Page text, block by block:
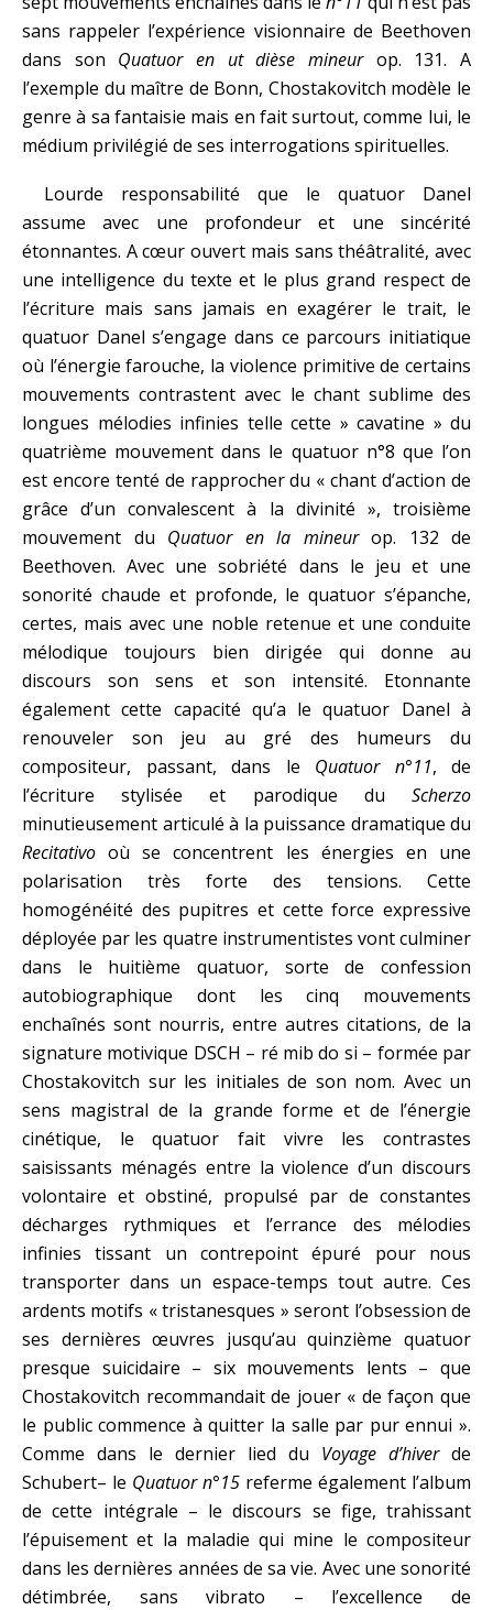
sans rappeler l’expérience visionnaire de Beethoven
dans son Quatuor en ut dièse mineurop. 131. A
l’exemple du maître de Bonn, Chostakovitch modèle le
genre à sa fantaisie mais en fait surtout, comme lui, le
médium privilégié de ses interrogations spirituelles.
Lourde responsabilité que le quatuor Danel
assume avec une profondeur et une sincérité
étonnantes. A cœur ouvert mais sans théâtralité, avec
une intelligence du texte et le plus grand respect de
l’écriture mais sans jamais en exagérer le trait, le
quatuor Danel s’engage dans ce parcours initiatique
où l’énergie farouche, la violence primitive de certains
mouvements contrastent avec le chant sublime des
longues mélodies infinies telle cette » cavatine » du
quatrième mouvement dans le quatuor n°8 que l’on
est encore tenté de rapprocher du « chant d’action de
grâce d’un convalescent à la divinité », troisième
mouvement du Quatuor en la mineurop. 132 de
Beethoven. Avec une sobriété dans le jeu et une
sonorité chaude et profonde, le quatuor s’épanche,
certes, mais avec une noble retenue et une conduite
mélodique toujours bien dirigée qui donne au
discours son sens et son intensité. Etonnante
également cette capacité qu’a le quatuor Danel à
renouveler son jeu au gré des humeurs du
compositeur, passant, dans le Quatuor n°11, de
l’écriture stylisée et parodique du Scherzo
minutieusement articulé à la puissance dramatique du
Recitativo où se concentrent les énergies en une
polarisation très forte des tensions. Cette
homogénéité des pupitres et cette force expressive
déployée par les quatre instrumentistes vont culminer
dans le huitième quatuor, sorte de confession
autobiographique dont les cinq mouvements
enchaînés sont nourris, entre autres citations, de la
signature motivique DSCH – ré mib do si – formée par
Chostakovitch sur les initiales de son nom. Avec un
sens magistral de la grande forme et de l’énergie
cinétique, le quatuor fait vivre les contrastes
saisissants ménagés entre la violence d’un discours
volontaire et obstiné, propulsé par de constantes
décharges rythmiques et l’errance des mélodies
infinies tissant un contrepoint épuré pour nous
transporter dans un espace-temps tout autre. Ces
ardents motifs « tristanesques » seront l’obsession de
ses dernières œuvres jusqu’au quinzième quatuor
presque suicidaire – six mouvements lents – que
Chostakovitch recommandait de jouer « de façon que
le public commence à quitter la salle par pur ennui ».
Comme dans le dernier lied du Voyage d’hiverde
Schubert– le Quatuor n°15 referme également l’album
de cette intégrale – le discours se fige, trahissant
l’épuisement et la maladie qui mine le compositeur
dans les dernières années de sa vie. Avec une sonorité
détimbrée, sans vibrato – l’excellence de